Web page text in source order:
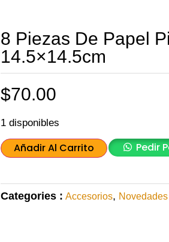
8 Piezas De Papel
14.5×14.5cm
$70.00
1 disponibles
Añadir Al Carrito Pedir
Categories : Accesorios, Novedades